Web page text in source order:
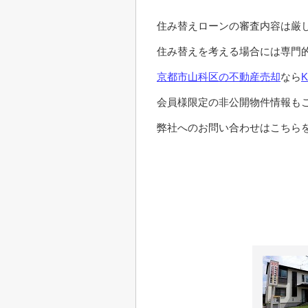
住み替えローンの審査内容は厳
住み替えを考える場合には専門
京都市山科区の不動産売却なら
会員様限定の非公開物件情報も
弊社へのお問い合わせはこちら